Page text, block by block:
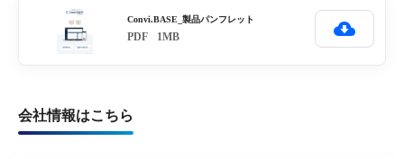
Convi.BASE_製品パンフレット
PDF 1MB
会社情報はこちら